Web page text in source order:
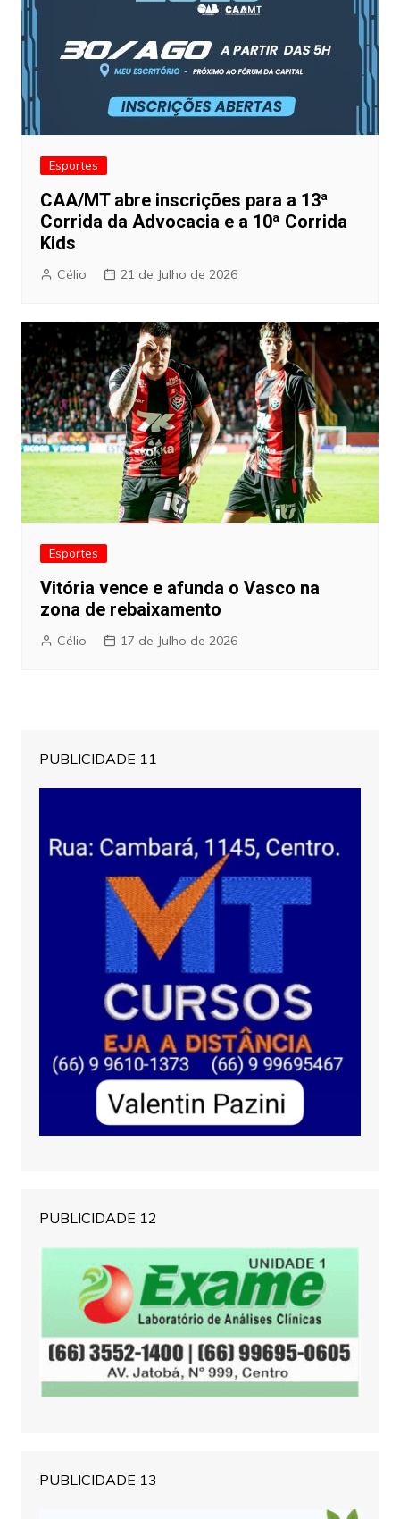
Esportes
CAA/MT abre inscrições para a 13ª
Corrida da Advocacia e a 10ª Corrida
Kids
Célio 21 de Julho de 2026
Esportes
Vitória vence e afunda o Vasco na
zona de rebaixamento
Célio 17 de Julho de 2026
PUBLICIDADE 11
PUBLICIDADE 12
PUBLICIDADE 13